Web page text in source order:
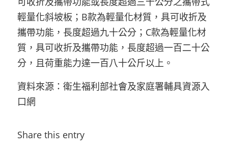
輕量化斜坡板；B款為輕量化材質，具可收折及
攜帶功能，長度超過九十公分；C款為輕量化材
質，具可收折及攜帶功能，長度超過一百二十公
分，且荷重能力達一百八十公斤以上。
資料來源： 衛生福利部社會及家庭署輔具資源入
口網
Share this entry